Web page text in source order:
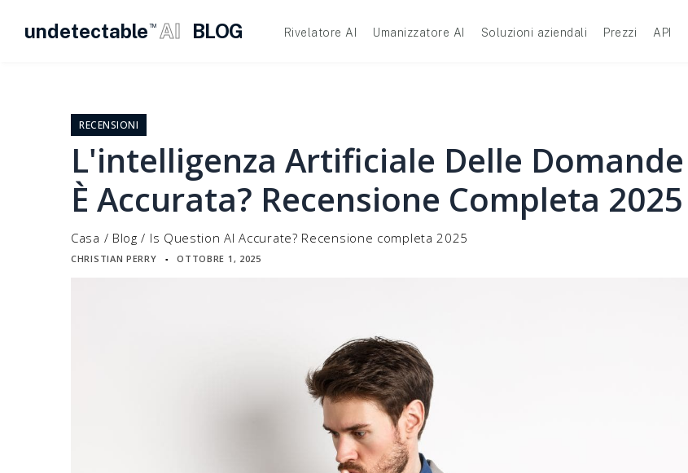
undetectable TM AI BLOG Rivelatore AI Umanizzatore AI Soluzioni aziendali Prezzi API
contenutoRECENSIONI
L'intelligenza Artificiale Delle Domande
È Accurata? Recensione Completa 2025
Casa / Blog / Is Question AI Accurate? Recensione completa 2025
CHRISTIAN PERRY ▪ OTTOBRE 1, 2025